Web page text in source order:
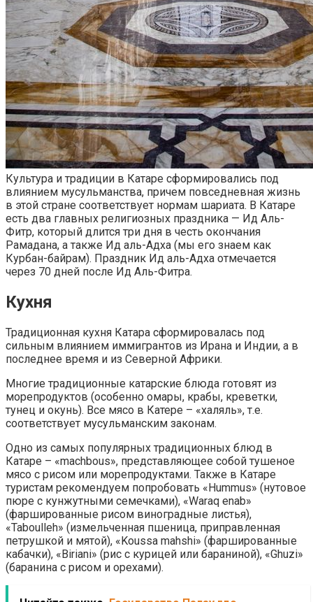
Культура и традиции в Катаре сформировались под
влиянием мусульманства, причем повседневная жизнь
в этой стране соответствует нормам шариата. В Катаре
есть два главных религиозных праздника — Ид Аль-
Фитр, который длится три дня в честь окончания
Рамадана, а также Ид аль-Адха (мы его знаем как
Курбан-байрам). Праздник Ид аль-Адха отмечается
через 70 дней после Ид Аль-Фитра.
Кухня
Традиционная кухня Катара сформировалась под
сильным влиянием иммигрантов из Ирана и Индии, а в
последнее время и из Северной Африки.
Многие традиционные катарские блюда готовят из
морепродуктов (особенно омары, крабы, креветки,
тунец и окунь). Все мясо в Катере – «халяль», т.е.
соответствует мусульманским законам.
Одно из самых популярных традиционных блюд в
Катаре – «machbous», представляющее собой тушеное
мясо с рисом или морепродуктами. Также в Катаре
туристам рекомендуем попробовать «Hummus» (нутовое
пюре с кунжутными семечками), «Waraq enab»
(фаршированные рисом виноградные листья),
«Taboulleh» (измельченная пшеница, приправленная
петрушкой и мятой), «Koussa mahshi» (фаршированные
кабачки), «Biriani» (рис с курицей или бараниной), «Ghuzi»
(баранина с рисом и орехами).